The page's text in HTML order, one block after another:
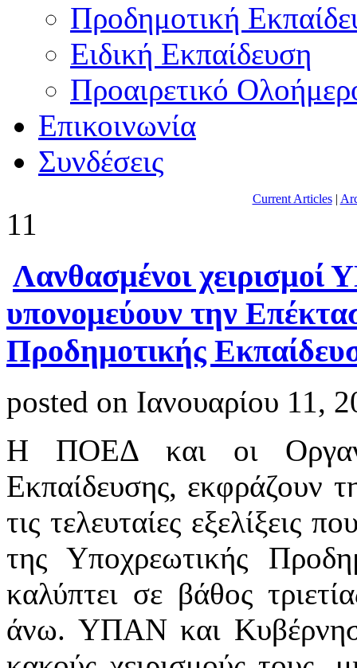
Προδημοτική
Ειδική Εκπαίδευση
Προαιρετικό
Επικοινωνία
Συνδέσεις
Current Articles|
11
Λανθασμένοι
υπονομεύουν την
Προδημοτικής
posted on Ιανουαρίου 11,
Η ΠΟΕΔ και οι
Εκπαίδευσης, εκφράζουν
τις τελευταίες εξελίξεις
της Υποχρεωτικής
καλύπτει σε βάθος
άνω. ΥΠΑΝ και